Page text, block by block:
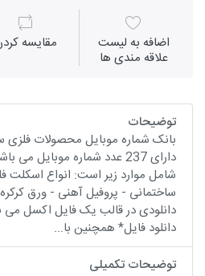
اضافه به لیست
علاقه مندی ها
مقايسه
توضیحات
بانک شماره موبایل محصولات فلزی
دارای 237 عدد شماره موبایل
شامل موارد زیر است: انواع
ساختمانی - پروفیل آهنی - ورق کرکره
دانلودی در قالب یک فایل اکسل
دانلود فایل* همچنین با...
توضیحات تکمیلی